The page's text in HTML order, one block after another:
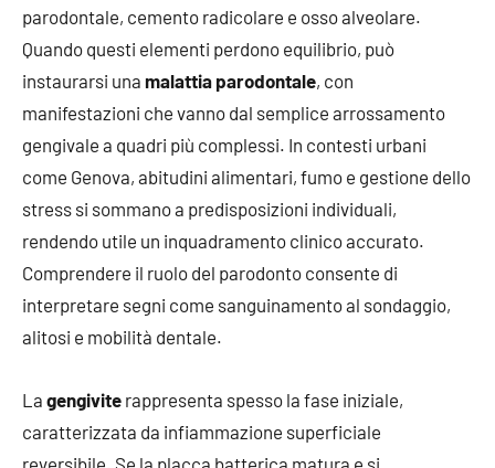
parodontale, cemento radicolare e osso alveolare.
Quando questi elementi perdono equilibrio, può
instaurarsi una malattia parodontale, con
manifestazioni che vanno dal semplice arrossamento
gengivale a quadri più complessi. In contesti urbani
come Genova, abitudini alimentari, fumo e gestione dello
stress si sommano a predisposizioni individuali,
rendendo utile un inquadramento clinico accurato.
Comprendere il ruolo del parodonto consente di
interpretare segni come sanguinamento al sondaggio,
alitosi e mobilità dentale.
La gengivite rappresenta spesso la fase iniziale,
caratterizzata da infiammazione superficiale